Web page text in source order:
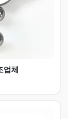
업체